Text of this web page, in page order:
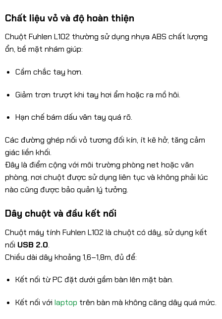
Chất liệu vỏ và độ hoàn thiện
Chuột Fuhlen L102 thường sử dụng nhựa ABS chất lượng
ổn, bề mặt nhám giúp:
Cầm chắc tay hơn.
Giảm trơn trượt khi tay hơi ẩm hoặc ra mồ hôi.
Hạn chế bám dấu vân tay quá rõ.
Các đường ghép nối vỏ tương đối kín, ít kẽ hở, tăng cảm
giác liền khối.
Đây là điểm cộng với môi trường phòng net hoặc văn
phòng, nơi chuột được sử dụng liên tục và không phải lúc
nào cũng được bảo quản lý tưởng.
Dây chuột và đầu kết nối
Chuột máy tính Fuhlen L102 là chuột có dây, sử dụng kết
nối USB 2.0.
Chiều dài dây khoảng 1,6–1,8m, đủ để:
Kết nối từ PC đặt dưới gầm bàn lên mặt bàn.
Kết nối với laptop trên bàn mà không căng dây quá mức.